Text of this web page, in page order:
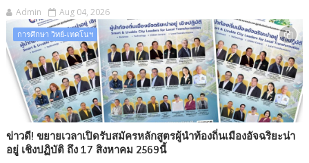
Admin Aug 04, 2026
การศึกษา วิทย์-เทคโนฯ
ข่าวดี! ขยายเวลาเปิดรับสมัครหลักสูตรผู้นำท้องถิ่นเมืองอัจฉริยะน่า
อยู่ เชิงปฏิบัติ ถึง 17 สิงหาคม 2569นี้